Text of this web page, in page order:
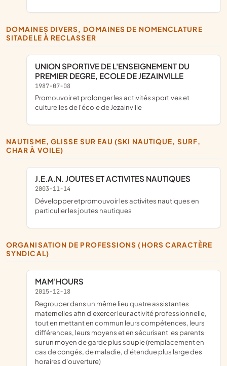
DOMAINES DIVERS, DOMAINES DE NOMENCLATURE
SITADELE À RECLASSER
UNION SPORTIVE DE L'ENSEIGNEMENT DU
PREMIER DEGRE, ECOLE DE JEZAINVILLE
1987-07-08
promouvoir et prolonger les activités sportives et
culturelles de l'école de Jezainville
NAUTISME, GLISSE SUR EAU (SKI NAUTIQUE, SURF,
CHAR À VOILE)
J.E.A.N. JOUTES ET ACTIVITES NAUTIQUES
2003-11-14
développer etpromouvoir les activites nautiques en
particulier les joutes nautiques
ORGANISATION DE PROFESSIONS (HORS CARACTÈRE
SYNDICAL)
MAM'HOURS
2015-12-18
regrouper dans un même lieu quatre assistantes
maternelles afin d'exercer leur activité professionnelle,
tout en mettant en commun leurs compétences, leurs
différences, leurs moyens et en sécurisant les parents
sur un moyen de garde plus souple (remplacement en
cas de congés, de maladie, d'étendue plus large des
horaires d'ouverture)